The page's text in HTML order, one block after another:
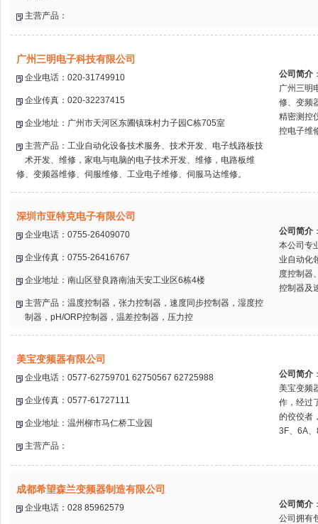
主营产品：
广州三明电子科技有限公司
企业电话：020-31749910
企业传真：020-32237415
企业地址：广州市天河区东圃镇珠村力子园C栋705室
主营产品：工业自动化设备技术服务、技术开发、电子线路板技
术开发、维修，家电与电脑的电子技术开发、维修，电路板维
修、变频器维修、伺服维修、工业电子维修、伺服马达维修。
公司简介
广州三明
修、变频
精密测控
控电子维
深圳市亚特克电子有限公司
企业电话：0755-26409070
企业传真：0755-26416767
企业地址：南山区登良路南油天安工业区6栋4楼
主营产品：温度控制器，张力控制器，速度同步控制器，湿度控
制器，pH/ORP控制器，温差控制器，压力控
公司简介
本公司专
业自动化
度控制器
控制器及
美宝变频器有限公司
企业电话：0577-62759701 62750567 62725988
企业传真：0577-61727111
企业地址：温州柳市马仁桥工业园
主营产品：
公司简介
美宝变频
作，经过
的佼佼者
3F、6A
成都希望森兰变频器制造有限公司
企业电话：028 85962579 公司简介
公司拥有